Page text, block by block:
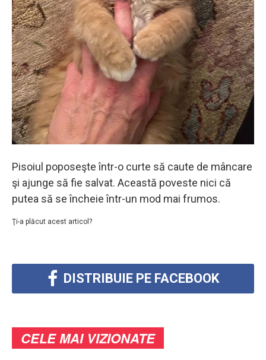
Pisoiul poposeşte într-o curte să caute de mâncare
şi ajunge să fie salvat. Această poveste nici că
putea să se încheie într-un mod mai frumos.
Ţi-a plăcut acest articol?
DISTRIBUIE PE FACEBOOK
CELE MAI VIZIONATE